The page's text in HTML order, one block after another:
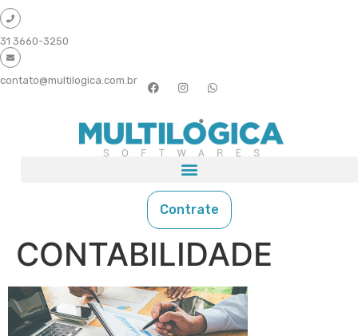
31 3660-3250
contato@multilogica.com.br
Contrate
CONTABILIDADE